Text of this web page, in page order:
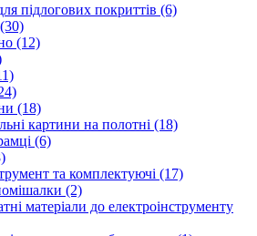
підлогових покриттів (6)
(12)
(18)
картини на полотні (18)
(6)
та комплектуючі (17)
(2)
матеріали до електроінструменту